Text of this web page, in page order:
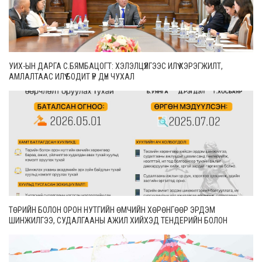
УИХ-ЫН ДАРГА С.БЯМБАЦОГТ: ХЭЛЭЛЦҮҮЛГЭЭС ИЛҮҮ ХЭРЭГЖИЛТ,
АМЛАЛТААС ИЛҮҮ БОДИТ ҮР ДҮН ЧУХАЛ
ТӨРИЙН БОЛОН ОРОН НУТГИЙН ӨМЧИЙН ХӨРӨНГӨӨР ЭРДЭМ
ШИНЖИЛГЭЭ, СУДАЛГААНЫ АЖИЛ ХИЙХЭД ТЕНДЕРИЙН БОЛОН